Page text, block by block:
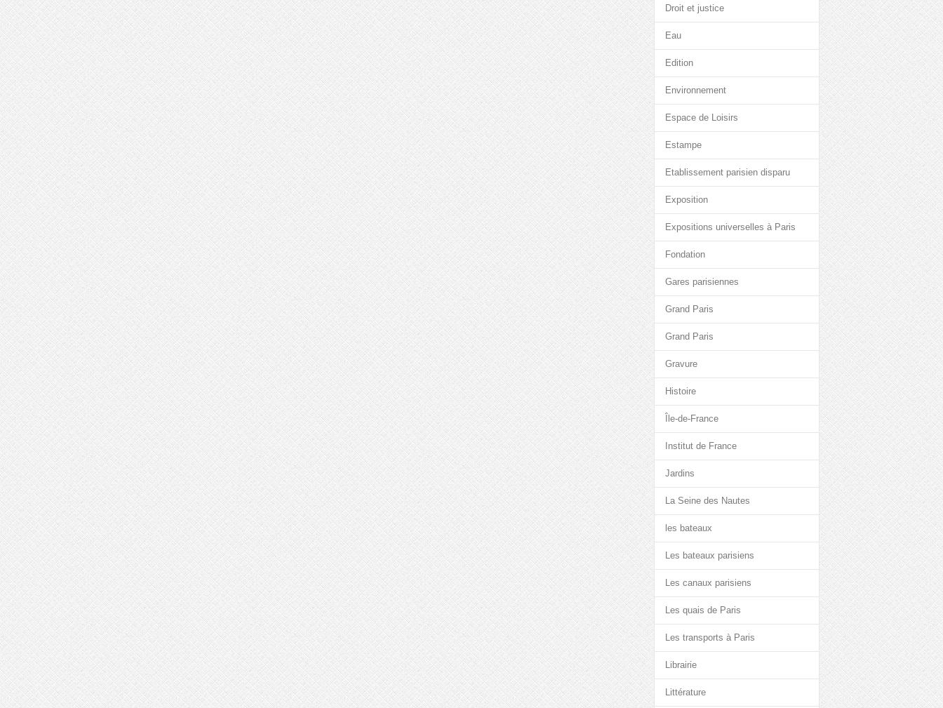
Droit et justice
Eau
Edition
Environnement
Espace de Loisirs
Estampe
Etablissement parisien disparu
Exposition
Expositions universelles à Paris
Fondation
Gares parisiennes
Grand Paris
Grand Paris
Gravure
Histoire
Île-de-France
Institut de France
Jardins
La Seine des Nautes
les bateaux
Les bateaux parisiens
Les canaux parisiens
Les quais de Paris
Les transports à Paris
Librairie
Littérature